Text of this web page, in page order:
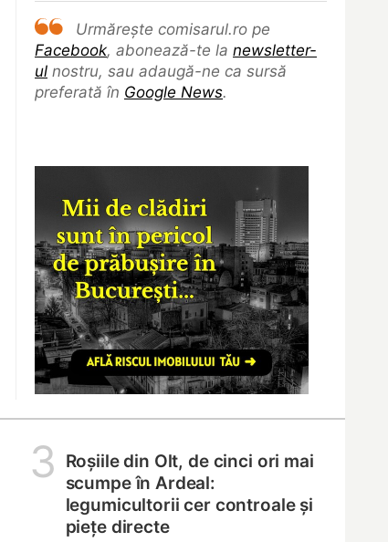
Urmărește comisarul.ro pe
Facebook, abonează-te la newsletter-
ul nostru, sau adaugă-ne ca sursă
preferată în Google News.
3
Roșiile din Olt, de cinci ori mai
scumpe în Ardeal:
legumicultorii cer controale și
piețe directe